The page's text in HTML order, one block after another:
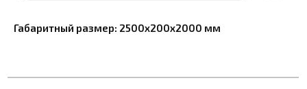
Габаритный размер: 2500х200х2000 мм